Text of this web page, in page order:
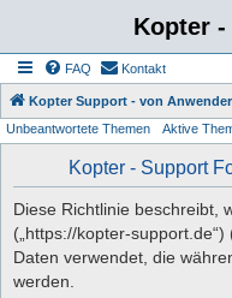
Kopter
FAQ Kontakt
Kopter Support - von
Unbeantwortete Themen Aktive
Kopter - Support
Diese Richtlinie beschreibt,
(„https://kopter-
Daten verwendet, die
werden.